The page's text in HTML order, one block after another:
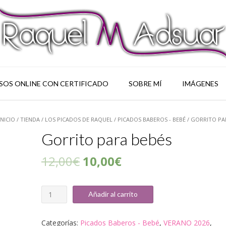
ONLINE CON CERTIFICADO SOBRE MÍ IMÁGENES
/TIENDA / LOS PICADOS DE RAQUEL / PICADOS BABEROS - BEBÉ / GORRITO
Gorrito para bebés
12,00€ 10,00€
Cantidad Añadir al carrito
Categorías: Picados Baberos - Bebé, VERANO 2026,